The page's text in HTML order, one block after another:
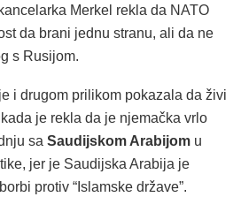
Merkel rekla da NATO
da brani jednu stranu, ali da ne
s Rusijom.
i drugom prilikom pokazala da živi
je rekla da je njemačka vrlo
sa Saudijskom Arabijom u
jer je Saudijska Arabija je
protiv “Islamske države”.